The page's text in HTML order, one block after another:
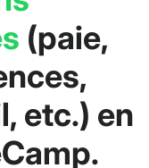
(paie,
etc.) en